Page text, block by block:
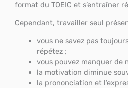
format du TOEIC et s’entraîner
Cependant, travailler seul
vous ne savez pas
répétez ;
vous pouvez manquer de
la motivation diminue
la prononciation et